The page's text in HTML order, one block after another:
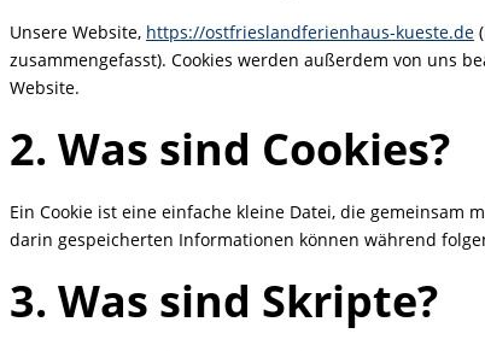
Unsere Website, https://ostfrieslandferienhaus-kueste.de
zusammengefasst). Cookies werden außerdem von uns
Website.
2. Was sind Cookies?
Ein Cookie ist eine einfache kleine Datei, die gemeinsam
darin gespeicherten Informationen können während
3. Was sind Skripte?